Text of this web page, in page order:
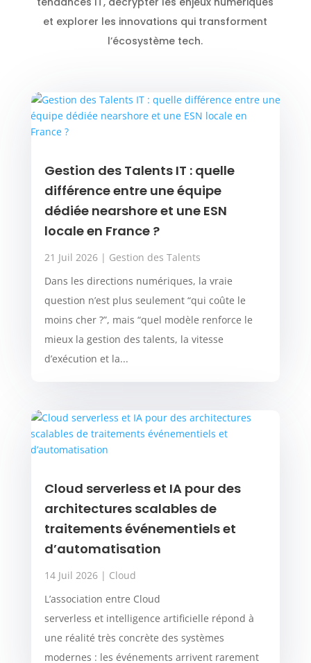
et explorer les innovations qui transforment
l’écosystème tech.
Gestion des Talents IT : quelle
différence entre une équipe
dédiée nearshore et une ESN
locale en France ?
21 Juil 2026| Gestion des Talents
Dans les directions numériques, la vraie
question n’est plus seulement “qui coûte le
moins cher ?”, mais “quel modèle renforce le
mieux la gestion des talents, la vitesse
d’exécution et la...
Cloud serverless et IA pour des
architectures scalables de
traitements événementiels et
d’automatisation
14 Juil 2026| Cloud
L’association entre Cloud
serverless et intelligence artificielle répond à
une réalité très concrète des systèmes
modernes : les événements arrivent rarement